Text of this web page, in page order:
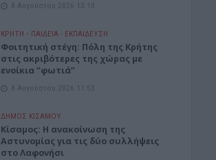
8 Αυγούστου 2026 13:10
ΚΡΗΤΗ • ΠΑΙΔΕΙΑ - ΕΚΠΑΙΔΕΥΣΗ
Φοιτητική στέγη: Πόλη της Κρήτης
στις ακριβότερες της χώρας με
ενοίκια “φωτιά”
8 Αυγούστου 2026 11:53
ΔΉΜΟΣ ΚΙΣΆΜΟΥ
Κίσαμος: Η ανακοίνωση της
Αστυνομίας για τις δύο συλλήψεις
στο Λαφονήσι